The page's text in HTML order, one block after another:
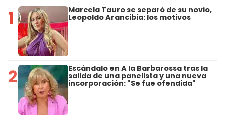
1 Marcela Tauro se separó de su novio,
Leopoldo Arancibia: los motivos
2 Escándalo en A la Barbarossa tras la
salida de una panelista y una nueva
incorporación: "Se fue ofendida"